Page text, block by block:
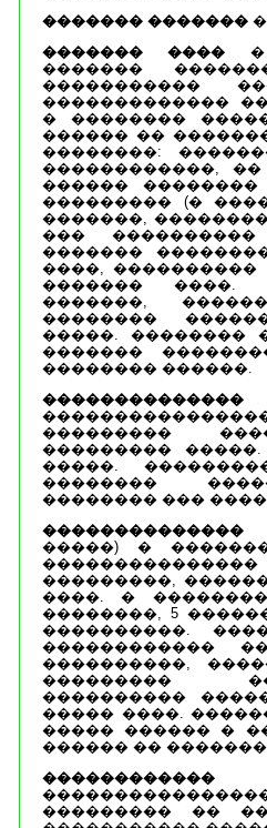
������� �������
������� ���� �
�������
�����������
�������������
� ��������
������ ��
��������:
������������,
������
��������� (�
�������,
���
�������
����,
������� ����.
�������,
��������
�����. ��������
�������
�������� ������.
���������
���������
�����.
��������
�������� ���
�����) �
���������,
����. �
��������, 5
����������.
������������
����������,
���������
����������
����� ����.
����� ������ �
������ ��
��������� ��